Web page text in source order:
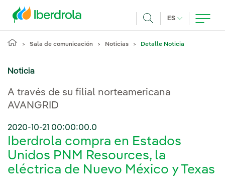
ES IDIOMA
Sala de comunicación Noticias Detalle Noticia
Noticia
A través de su filial norteamericana
AVANGRID
2020-10-21 00:00:00.0
Iberdrola compra en Estados
Unidos PNM Resources, la
eléctrica de Nuevo México y Texas